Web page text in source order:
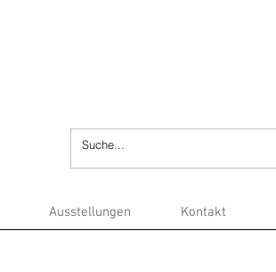
Ausstellungen Kontakt